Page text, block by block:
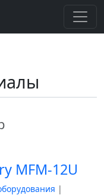
MFM-12U
|